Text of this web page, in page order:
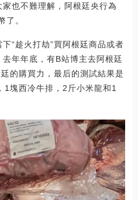
也不難理解，阿根廷央行為
了。
“趁火打劫”買阿根廷商品或者
年年底，有B站博主去阿根廷
的購買力，最后的測試結果是
塊西冷牛排，2斤小米龍和1